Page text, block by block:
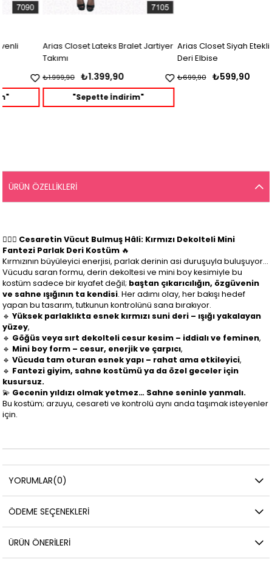
Arias Closet Lateks Bralet Jartiyer
₺1.399,90
₺1.999,90
"Sepette İndirim"
Arias Closet Siyah Etekli Fantezi
Deri Elbise
₺599,90
₺699,90
ÜRÜN ÖZELLIKLERI
❤️‍🔥✨ Cesaretin Vücut Bulmuş Hâli: Kırmızı Dekolteli Mini
Fantezi Parlak Deri Kostüm 🔥
Kırmızının büyüleyici enerjisi, parlak derinin asi duruşuyla buluşuyor…
Vücudu saran formu, derin dekoltesi ve mini boy kesimiyle bu
kostüm sadece bir kıyafet değil; baştan çıkarıcılığın, özgüvenin
ve sahne ışığının ta kendisi. Her adımı olay, her bakışı hedef
yapan bu tasarım, tutkunun kontrolünü sana bırakıyor.
🔹Yüksek parlaklıkta esnek kırmızı suni deri – ışığı yakalayan
yüzey,
🔹 Göğüs veya sırt dekolteli cesur kesim – iddialı ve feminen,
🔹 Mini boy form – cesur, enerjik ve çarpıcı,
🔹Vücuda tam oturan esnek yapı – rahat ama etkileyici,
🔹 Fantezi giyim, sahne kostümü ya da özel geceler için
kusursuz.
💫 Gecenin yıldızı olmak yetmez… Sahne seninle yanmalı.
Bu kostüm; arzuyu, cesareti ve kontrolü aynı anda taşımak isteyenler
için.
YORUMLAR(0)
ÖDEME SEÇENEKLERI
ÜRÜN ÖNERILERI